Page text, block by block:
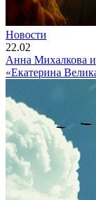
Новости
22.02
Анна Михалкова
«Екатерина